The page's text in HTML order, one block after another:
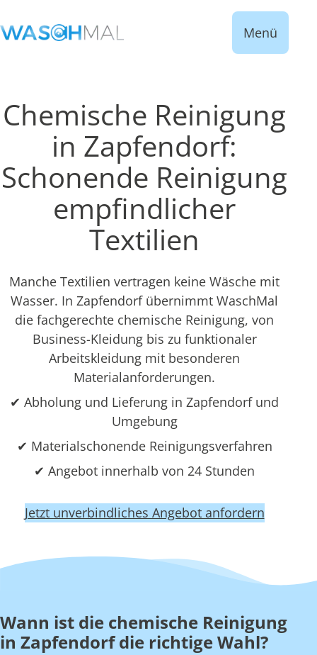
Menü
Chemische Reinigung
in Zapfendorf:
Schonende Reinigung
empfindlicher
Textilien
Manche Textilien vertragen keine Wäsche mit
Wasser. In Zapfendorf übernimmt WaschMal
die fachgerechte chemische Reinigung, von
Business-Kleidung bis zu funktionaler
Arbeitskleidung mit besonderen
Materialanforderungen.
✔ Abholung und Lieferung in Zapfendorf und
Umgebung
✔ Materialschonende Reinigungsverfahren
✔ Angebot innerhalb von 24 Stunden
Jetzt unverbindliches Angebot anfordern
Wann ist die chemische Reinigung
in Zapfendorf die richtige Wahl?